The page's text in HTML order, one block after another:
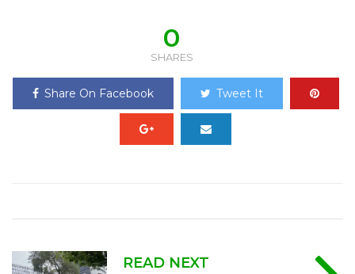
0
SHARES
Share On Facebook Tweet It
READ NEXT